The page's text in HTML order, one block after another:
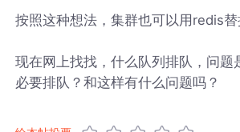
按照这种想法，集群也可以用redis替
现在网上找找，什么队列排队，问题
必要排队？和这样有什么问题吗？